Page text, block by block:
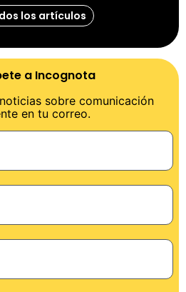
los artículos
a Incognota
sobre comunicación
en tu correo.